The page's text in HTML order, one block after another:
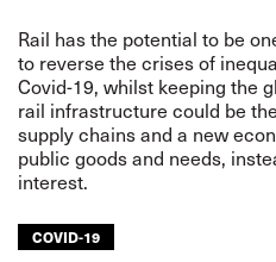
Rail has the potential to be
to reverse the crises of
Covid-19, whilst keeping the
rail infrastructure could be
supply chains and a new
public goods and needs,
interest.
COVID-19